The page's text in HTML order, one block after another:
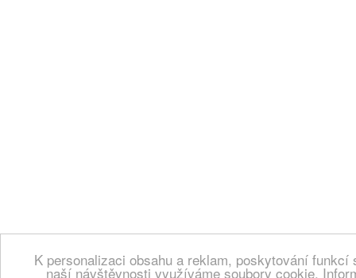
K personalizaci obsahu a reklam, poskytování
naší návštěvnosti využíváme soubory cookie.